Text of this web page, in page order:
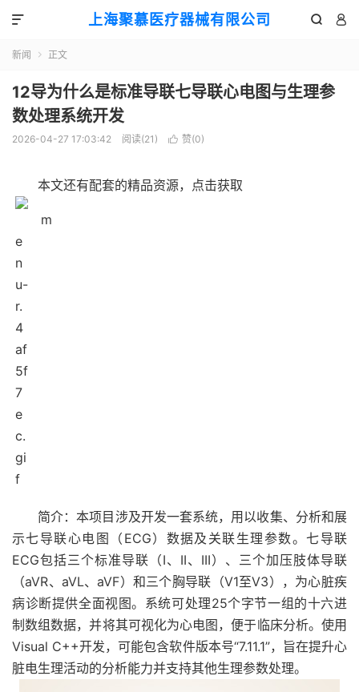
上海聚慕医疗器械有限公司  

新闻  正文
12导为什么是标准导联七导联心电图与生理参
数处理系统开发
2026-04-27 17:03:42 阅读(21 )  赞(0)
本文还有配套的精品资源，点击获取
简介：本项目涉及开发一套系统，用以收集、分析和展
示七导联心电图（ECG）数据及关联生理参数。七导联
ECG包括三个标准导联（I、II、III）、三个加压肢体导联
（aVR、aVL、aVF）和三个胸导联（V1至V3），为心脏疾
病诊断提供全面视图。系统可处理25个字节一组的十六进
制数组数据，并将其可视化为心电图，便于临床分析。使用
Visual C++开发，可能包含软件版本号“7.11.1”，旨在提升心
脏电生理活动的分析能力并支持其他生理参数处理。